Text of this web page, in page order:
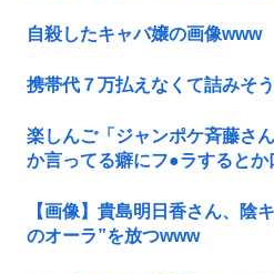
自殺したキャバ嬢の画像www
携帯代７万払えなくて詰みそ
楽しんご「ジャンポケ斉藤さ
か言ってる癖にフ●ラすると
【画像】貴島明日香さん、陰
のオーラ”を放つwww